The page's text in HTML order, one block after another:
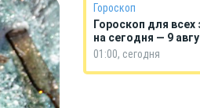
Гороскоп
Гороскоп для всех
на сегодня — 9
01:00, сегодня